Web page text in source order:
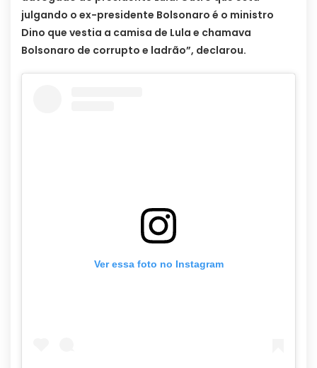
julgando o ex-presidente Bolsonaro é o ministro
Dino que vestia a camisa de Lula e chamava
Bolsonaro de corrupto e ladrão”, declarou.
Ver essa foto no Instagram